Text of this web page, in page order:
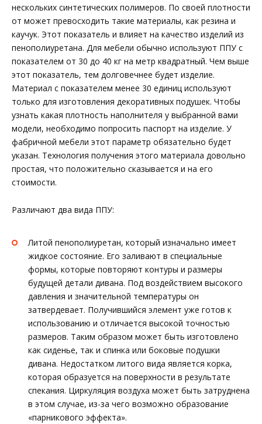
нескольких синтетических полимеров. По своей плотности
от может превосходить такие материалы, как резина и
каучук. Этот показатель и влияет на качество изделий из
пенополиуретана. Для мебели обычно используют ППУ с
показателем от 30 до 40 кг на метр квадратный. Чем выше
этот показатель, тем долговечнее будет изделие.
Материал с показателем менее 30 единиц используют
только для изготовления декоративных подушек. Чтобы
узнать какая плотность наполнителя у выбранной вами
модели, необходимо попросить паспорт на изделие. У
фабричной мебели этот параметр обязательно будет
указан. Технология получения этого материала довольно
простая, что положительно сказывается и на его
стоимости.
Различают два вида ППУ:
Литой пенополиуретан, который изначально имеет
жидкое состояние. Его заливают в специальные
формы, которые повторяют контуры и размеры
будущей детали дивана. Под воздействием высокого
давления и значительной температуры он
затвердевает. Получившийся элемент уже готов к
использованию и отличается высокой точностью
размеров. Таким образом может быть изготовлено
как сиденье, так и спинка или боковые подушки
дивана. Недостатком литого вида является корка,
которая образуется на поверхности в результате
спекания. Циркуляция воздуха может быть затруднена
в этом случае, из-за чего возможно образование
«парникового эффекта».